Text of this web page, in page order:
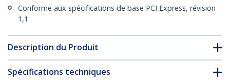
Conforme aux spécifications de base PCI Express, révision
1,1
Description du Produit
Spécifications techniques